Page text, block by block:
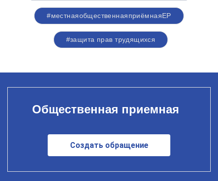
#местнаяобщественнаяприёмнаяЕР
#защита прав трудящихся
Общественная приемная
Создать обращение